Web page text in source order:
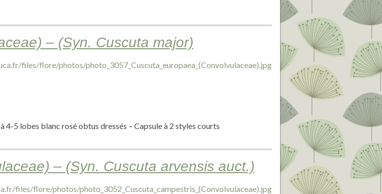
– (Syn. Cuscuta major)
4-5 lobes blanc rosé obtus dressés – Capsule à 2 styles courts
– (Syn. Cuscuta arvensis auct.)